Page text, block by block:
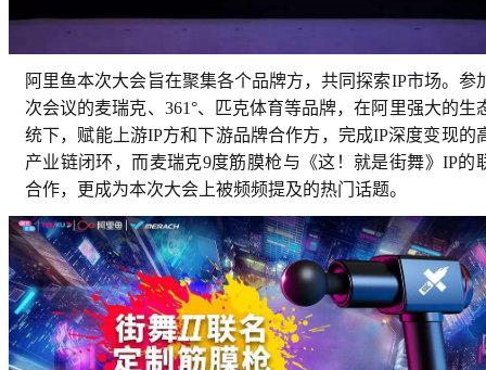
阿里鱼本次大会旨在聚集各个品牌方，共同探索IP市场。参
次会议的麦瑞克、361°、匹克体育等品牌，在阿里强大的生
统下，赋能上游IP方和下游品牌合作方，完成IP深度变现的
产业链闭环，而麦瑞克9度筋膜枪与《这！就是街舞》IP的
合作，更成为本次大会上被频频提及的热门话题。